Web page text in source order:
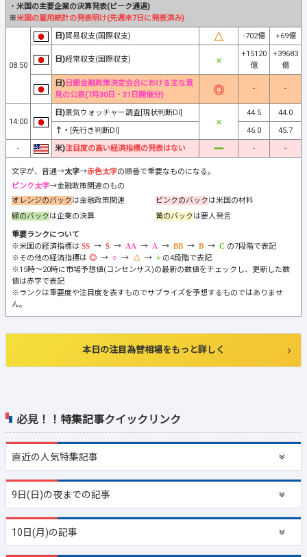
必見！！特集記事クイックリンク
直近の人気特集記事
9日(日)の夜までの記事
10日(月)の記事
・ 米国の主要企業の決算発表(ピーク通過)
※米国の雇用統計の発表明け(先週末7日に発表済み)
08:50
日)貿易収支(国際収支) -702億 +69億
日)経常収支(国際収支)
+15120
億
+39683
億
日) 日銀金融政策決定会合における主な意
見の公表(7月30日・31日開催分)
- -
14:00
日)景気ウォッチャー調査[現状判断DI] 44.5
44.0
↑・ [先行き判断DI] 46.0
45.7
-
米)注目度の高い経済指標の発表はない - -
文字が、普通→太字→赤色太字の順番で重要なものになる。
ピンク太字→金融政策関連のもの
オレンジのバックは金融政策関連 ピンクのバックは米国の材料
緑のバックは企業の決算 黄のバックは要人発言
重要ランクについて
※米国の経済指標は
→ → → → → →
の7段階で表記
※その他の経済指標は
→ → →
の4段階で表記
※15時～20時に市場予想値(コンセンサス)の最新の数値をチェックし、更新した数
値は赤字で表記
※ランクは重要度や注目度を表すものでサプライズを予想するものではありませ
ん。
本日の注目為替相場をもっと詳しく